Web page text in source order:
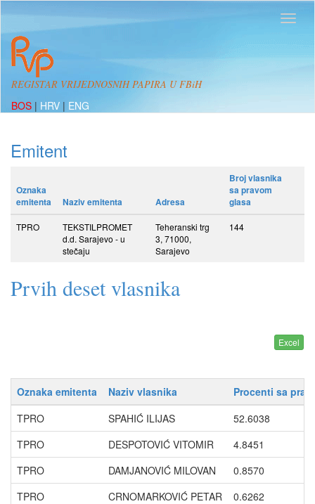
REGISTAR VRIJEDNOSNIH PAPIRA U FBiH
BOS | HRV | ENG
Emitent
Oznaka
emitenta
Naziv emitenta Adresa
Broj vlasnika
sa pravom
glasa
TPRO
TEKSTILPROMET
d.d. Sarajevo - u
stečaju
Teheranski trg
3, 71000,
Sarajevo
144
Prvih deset vlasnika
Oznaka emitenta Naziv vlasnika
Procenti sa
TPRO
SPAHIĆ ILIJAS
52.6038
TPRO
DESPOTOVIĆ VITOMIR
4.8451
TPRO
DAMJANOVIĆ MILOVAN
0.8570
TPRO
CRNOMARKOVIĆ PETAR
0.6262